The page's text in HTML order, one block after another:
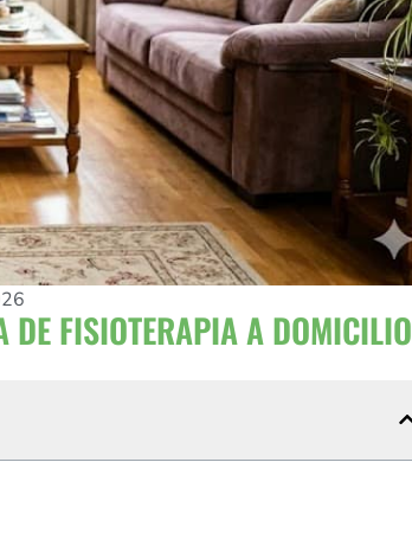
DE FISIOTERAPIA A DOMICILIO